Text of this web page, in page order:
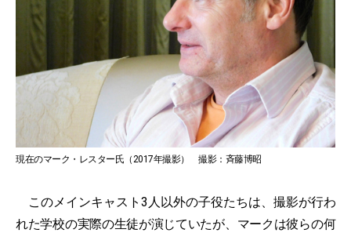
現在のマーク・レスター氏（2017年撮影） 撮影：斉藤博昭
このメインキャスト3人以外の子役たちは、撮影が行わ
れた学校の実際の生徒が演じていたが、マークは彼らの何